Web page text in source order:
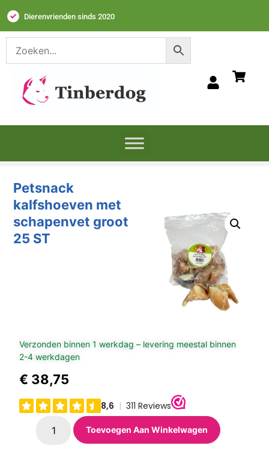
Dierenvrienden sinds 2020
Petsnack
kalfshoeven met
schapenvet groot
25 ST
Verzonden binnen 1 werkdag – levering meestal binnen
2-4 werkdagen
€ 38,75
Toevoegen Aan Winkelwagen